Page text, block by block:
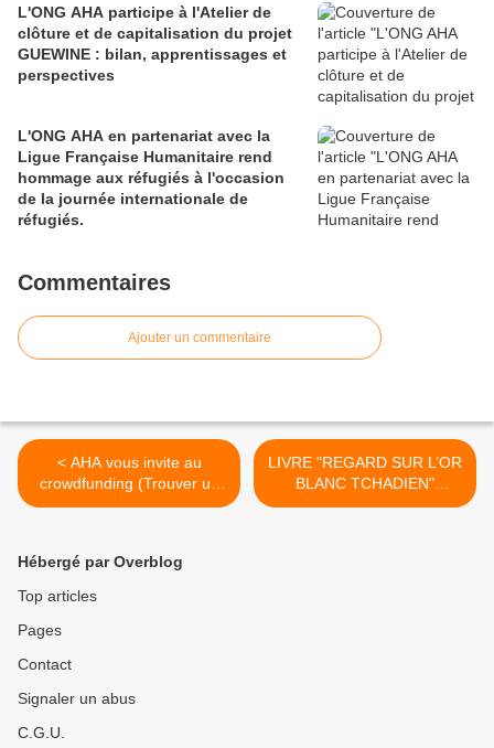
L'ONG AHA participe à l'Atelier de
clôture et de capitalisation du projet
GUEWINE : bilan, apprentissages et
perspectives
L'ONG AHA en partenariat avec la
Ligue Française Humanitaire rend
hommage aux réfugiés à l'occasion
de la journée internationale de
réfugiés.
Commentaires
Ajouter un commentaire
< AHA vous invite au
crowdfunding (Trouver un
financement participatif)
LIVRE "REGARD SUR L’OR
BLANC TCHADIEN"
(MOHAMED SALEH IBNI
Hébergé par Overblog
Top articles
Pages
Contact
Signaler un abus
C.G.U.